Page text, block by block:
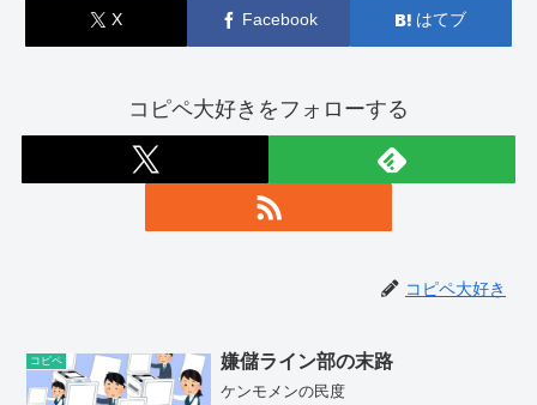
X Facebook はてブ
コピペ大好きをフォローする
コピペ大好き
コピペ 嫌儲ライン部の末路
ケンモメンの民度